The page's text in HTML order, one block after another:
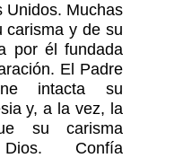
Unidos. Muchas
carisma y de su
por él fundada
El Padre
intacta su
y, a la vez, la
su carisma
Confía